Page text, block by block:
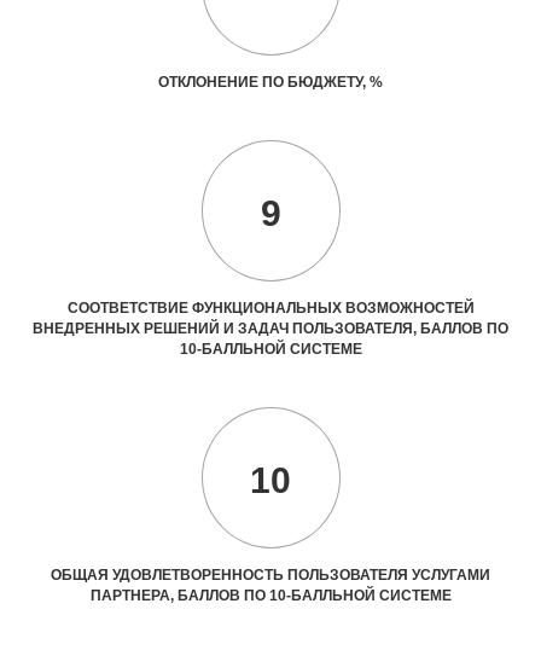
ОТКЛОНЕНИЕ ПО БЮДЖЕТУ, %
9
СООТВЕТСТВИЕ ФУНКЦИОНАЛЬНЫХ ВОЗМОЖНОСТЕЙ
ВНЕДРЕННЫХ РЕШЕНИЙ И ЗАДАЧ ПОЛЬЗОВАТЕЛЯ, БАЛЛОВ ПО
10-БАЛЛЬНОЙ СИСТЕМЕ
10
ОБЩАЯ УДОВЛЕТВОРЕННОСТЬ ПОЛЬЗОВАТЕЛЯ УСЛУГАМИ
ПАРТНЕРА, БАЛЛОВ ПО 10-БАЛЛЬНОЙ СИСТЕМЕ